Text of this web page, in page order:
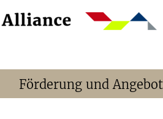
Förderung und